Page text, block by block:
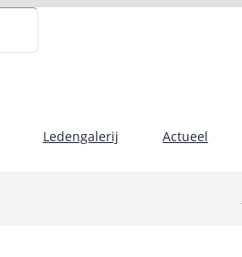
Ledengalerij Actueel